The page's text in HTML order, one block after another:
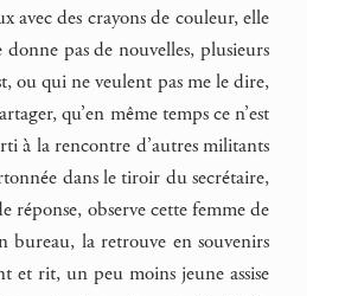
avec des crayons de couleur, elle
pas de nouvelles, plusieurs
ou qui ne veulent pas me le dire,
qu’en même temps ce n’est
à la rencontre d’autres militants
dans le tiroir du secrétaire,
réponse, observe cette femme de
bureau, la retrouve en souvenirs
et rit, un peu moins jeune assise